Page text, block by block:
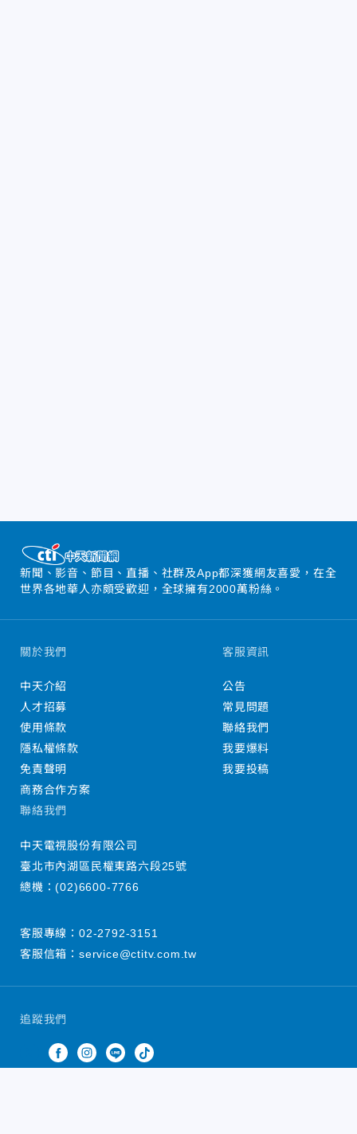
新聞、影音、節目、直播、社群及App都深獲網友喜愛，在全
世界各地華人亦頗受歡迎，全球擁有2000萬粉絲。
追蹤我們
關於我們
中天介紹
人才招募
使用條款
隱私權條款
免責聲明
商務合作方案
客服資訊
公告
常見問題
聯絡我們
我要爆料
我要投稿
聯絡我們
中天電視股份有限公司
臺北市內湖區民權東路六段25號
總機：(02)6600-7766
客服專線： 02-2792-3151
客服信箱： service@ctitv.com.tw